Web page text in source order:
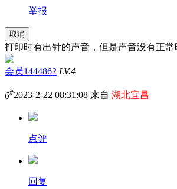
举报
取消
打印时有出针的声音，但是声音没有正常
会员1444862 LV.4
6#2023-2-22 08:31:08 来自 湖北宜昌
点评
回复